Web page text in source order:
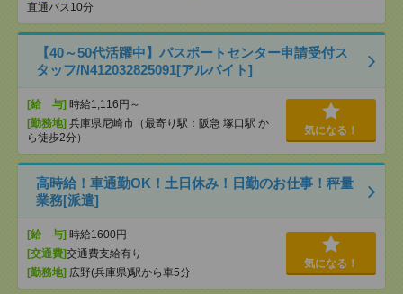
直通バス10分
【40～50代活躍中】パスポートセンター申請受付ス
タッフ/N412032825091[アルバイト]
[給 与] 時給1,116円～
[勤務地] 兵庫県尼崎市（最寄り駅：阪急 塚口駅 か
ら徒歩2分）
気になる！
高時給！車通勤OK！土日休み！日勤のお仕事！秤量
業務[派遣]
[給 与] 時給1600円
[交通費]交通費支給有り
[勤務地] 広野(兵庫県)駅から車5分
気になる！